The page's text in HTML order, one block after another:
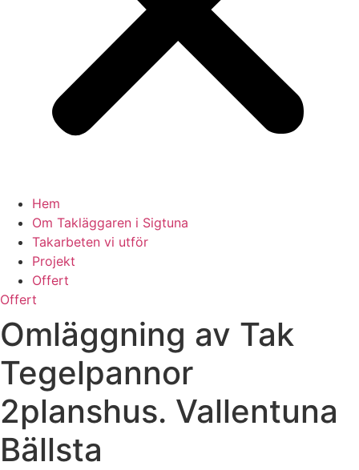
Hem
Om Takläggaren i Sigtuna
Takarbeten vi utför
Projekt
Offert
Offert
Omläggning av Tak
Tegelpannor
2planshus. Vallentuna
Bällsta